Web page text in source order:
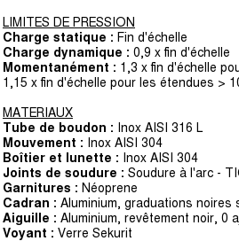
LIMITES DE PRESSION
Charge statique : Fin d'échelle
Charge dynamique : 0,9 x fin d'échelle
Momentanément : 1,3 x fin d'échelle
1,15 x fin d'échelle pour les étendues >
MATERIAUX
Tube de boudon : Inox AISI 316 L
Mouvement : Inox AISI 304
Boîtier et lunette : Inox AISI 304
Joints de soudure : Soudure à l'arc -
Garnitures : Néoprene
Cadran : Aluminium, graduations noires
Aiguille : Aluminium, revêtement noir, 0
Voyant : Verre Sekurit